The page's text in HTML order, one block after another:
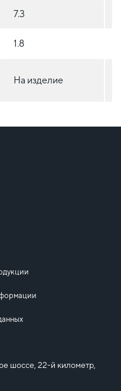
7.3
1.8
На изделие
шоссе, 22-й километр,